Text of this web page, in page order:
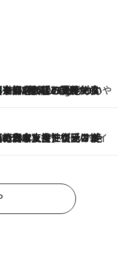
の手みやげ ひんやりスイーツで夏を満喫
46 Minutes Ago
】この夏絶対食べたい 冷やしておいしいおやつ3選 ひと口目から心を掴む新緑のテリーヌ
やのおもてなしハワイ
ルの絶大な支持で復活！ 絶品の幻クッキー《元ファンの日本人女性が受け継いだ名店》